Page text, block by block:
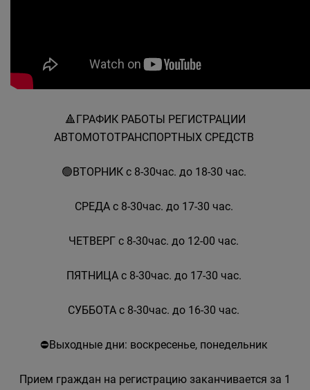
🔺️ГРАФИК РАБОТЫ РЕГИСТРАЦИИ
АВТОМОТОТРАНСПОРТНЫХ СРЕДСТВ
🟢ВТОРНИК с 8-30час. до 18-30 час.
СРЕДА с 8-30час. до 17-30 час.
ЧЕТВЕРГ с 8-30час. до 12-00 час.
ПЯТНИЦА с 8-30час. до 17-30 час.
СУББОТА с 8-30час. до 16-30 час.
⛔Выходные дни: воскресенье, понедельник
Прием граждан на регистрацию заканчивается за 1